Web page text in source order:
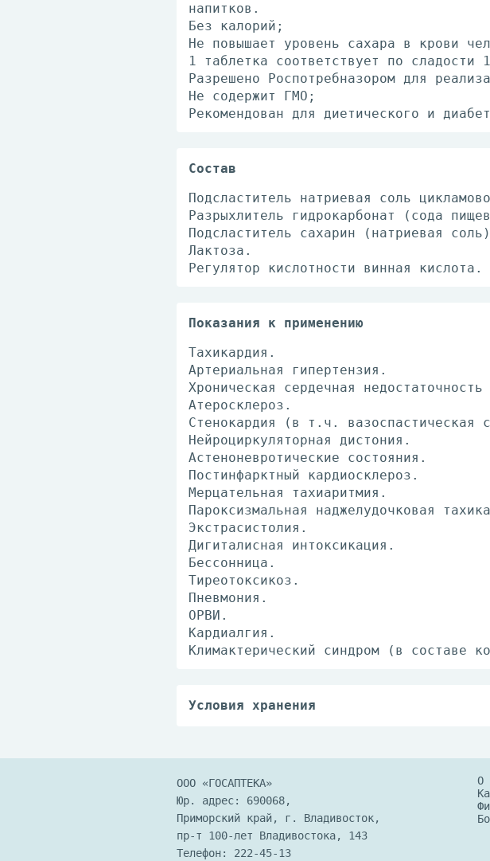
напитков.
Без калорий;
Не повышает уровень сахара в крови
1 таблетка соответствует по сладости
Разрешено Роспотребназором для
Не содержит ГМО;
Рекомендован для диетического и
Состав
Подсластитель натриевая соль
Разрыхлитель гидрокарбонат (сода
Подсластитель сахарин (натриевая
Лактоза.
Регулятор кислотности винная кислота.
Показания к применению
Тахикардия.
Артериальная гипертензия.
Хроническая сердечная
Атеросклероз.
Стенокардия (в т.ч. вазоспастическая
Нейроциркуляторная дистония.
Астеноневротические состояния.
Постинфарктный кардиосклероз.
Мерцательная тахиаритмия.
Пароксизмальная наджелудочковая
Экстрасистолия.
Дигиталисная интоксикация.
Бессонница.
Тиреотоксикоз.
Пневмония.
ОРВИ.
Кардиалгия.
Климактерический синдром (в составе
Условия хранения
ООО «ГОСАПТЕКА»
Юр. адрес: 690068,
Приморский край, г. Владивосток,
пр-т 100-лет Владивостока, 143
Телефон: 222-45-13
О